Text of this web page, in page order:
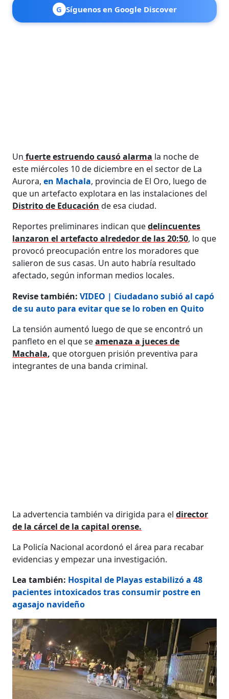
G Síguenos en Google Discover
Un fuerte estruendo causó alarma la noche de
este miércoles 10 de diciembre en el sector de La
Aurora,en Machala, provincia de El Oro, luego de
que un artefacto explotara en las instalaciones del
Distrito de Educación de esa ciudad.
Reportes preliminares indican quedelincuentes
lanzaron el artefacto alrededor de las 20:50, lo que
provocó preocupación entre los moradores que
salieron de sus casas. Un auto habría resultado
afectado, según informan medios locales.
Revise también:VIDEO | Ciudadano subió al capó
de su auto para evitar que se lo roben en Quito
La tensión aumentó luego de que se encontró un
panfleto en el que seamenaza a jueces de
Machala,que otorguen prisión preventiva para
integrantes de una banda criminal.
La advertencia también va dirigida para eldirector
de la cárcel de la capital orense.
La Policía Nacional acordonó el área para recabar
evidencias y empezar una investigación.
Lea también: Hospital de Playas estabilizó a 48
pacientes intoxicados tras consumir postre en
agasajo navideño